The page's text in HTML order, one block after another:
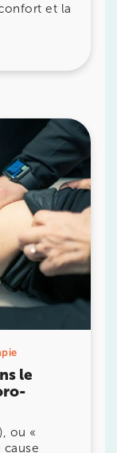
et la
le
ou «